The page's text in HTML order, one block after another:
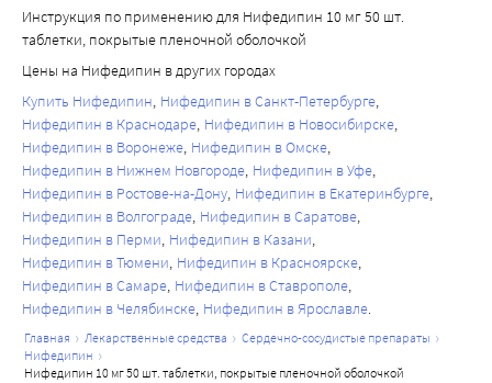
незначительно или умеренно выраженные
периферические отеки, связанные с дилатацией
периферических артерий. Отеки обычно локализуются
на нижних конечностях, иногда уменьшаются при
применении диуретиков. У пациентов с сопутствующей
хронической сердечной недостаточностью следует
тщательно дифференцировать периферические отеки,
связанные с применением нифедипина, от симптомов
прогрессирования дисфункции левого желудочка.
Сахарный диабет
У пациентов с сахарным диабетом при применении
препаратов нифедипина может потребоваться контроль
концентрации глюкозы в плазме крови.
Нарушение функции печени
нифедипина и флуоксетина не проводились. Известно,
что флуоксетин в условиях in vitro подавляет метаболизм
нифедипина, опосредованный действием изофермента
CYP3A4. Следовательно, нельзя исключить вероятность
повышения концентрации нифедипина в плазме крови
при одновременном применении нифедипина и
флуоксетина.
Нефазодон
Клинические исследования по изучению взаимодействия
нифедипина и нефазодона не проводились. Известно,
что нефазодон подавляет метаболизм других
препаратов, опосредованный действием изофермента
CYP3A4. Следовательно, нельзя исключить вероятность
повышения концентрации нифедипина в плазме крови
Инструкция по применению для Нифедипин 10 мг 50 шт.
таблетки, покрытые пленочной оболочкой
Цены на Нифедипин в других городах
Купить Нифедипин Нифедипин в Санкт-Петербурге
Нифедипин в Краснодаре Нифедипин в Новосибирске
Нифедипин в Воронеже Нифедипин в Омске
Нифедипин в Нижнем Новгороде Нифедипин в Уфе
Нифедипин в Ростове-на-Дону Нифедипин в Екатеринбурге
Нифедипин в Волгограде Нифедипин в Саратове
Нифедипин в Перми Нифедипин в Казани
Нифедипин в Тюмени Нифедипин в Красноярске
Нифедипин в Самаре Нифедипин в Ставрополе
Нифедипин в Челябинске Нифедипин в Ярославле
главная лекарственные средства
сердечно-сосудистые препараты
нифедипин
нифедипин 10 мг 50 шт. таблетки, покрытые пленочной оболочкой